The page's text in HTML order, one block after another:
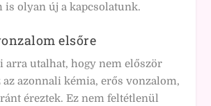
is olyan új a kapcsolatunk.
elsőre
arra utalhat, hogy nem először
az azonnali kémia, erős vonzalom,
éreztek. Ez nem feltétlenül